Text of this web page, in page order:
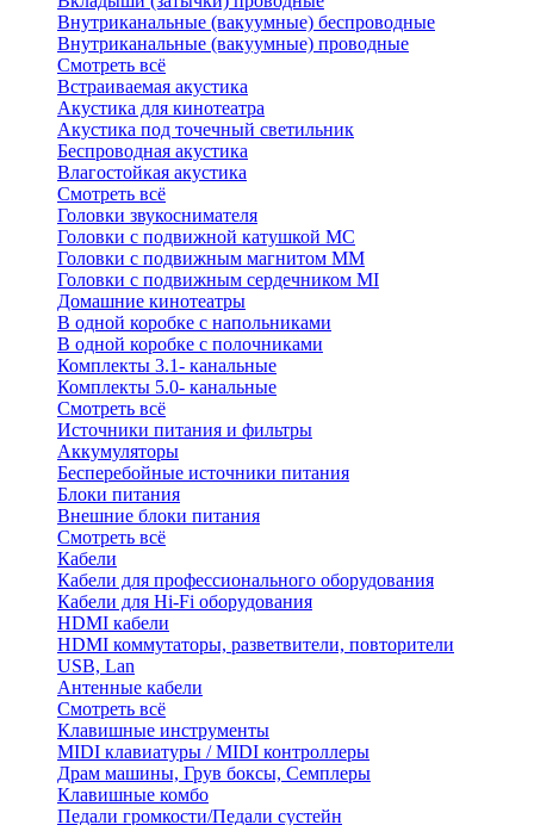
Внутриканальные (вакуумные) беспроводные
Внутриканальные (вакуумные) проводные
Смотреть всё
Встраиваемая акустика
Акустика для кинотеатра
Акустика под точечный светильник
Беспроводная акустика
Влагостойкая акустика
Смотреть всё
Головки звукоснимателя
Головки с подвижной катушкой MC
Головки с подвижным магнитом ММ
Головки с подвижным сердечником MI
Домашние кинотеатры
В одной коробке с напольниками
В одной коробке с полочниками
Комплекты 3.1- канальные
Комплекты 5.0- канальные
Смотреть всё
Источники питания и фильтры
Аккумуляторы
Бесперебойные источники питания
Блоки питания
Внешние блоки питания
Смотреть всё
Кабели
Кабели для профессионального оборудования
Кабели для Hi-Fi оборудования
HDMI кабели
HDMI коммутаторы, разветвители, повторители
USB, Lan
Антенные кабели
Смотреть всё
Клавишные инструменты
MIDI клавиатуры / MIDI контроллеры
Драм машины, Грув боксы, Семплеры
Клавишные комбо
Педали громкости/Педали сустейн